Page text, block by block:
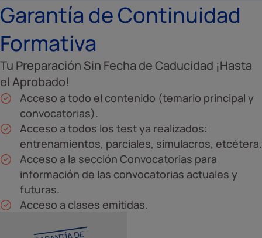
Garantía de Continuidad
Formativa
Tu Preparación Sin Fecha de Caducidad ¡Hasta
el Aprobado!
Acceso a todo el contenido (temario principal y
convocatorias).
Acceso a todos los test ya realizados:
entrenamientos, parciales, simulacros, etcétera.
Acceso a la sección Convocatorias para
información de las convocatorias actuales y
futuras.
Acceso a clases emitidas.